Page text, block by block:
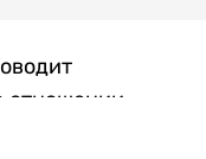
отношении